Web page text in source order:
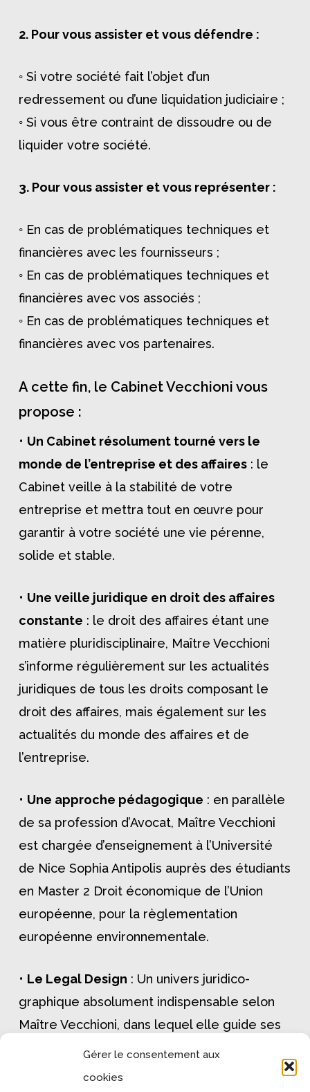
Gérer le consentement aux
cookies
2. Pour vous assister et vous défendre :
◦ Si votre société fait l’objet d’un
redressement ou d’une liquidation judiciaire ;
◦ Si vous être contraint de dissoudre ou de
liquider votre société.
3. Pour vous assister et vous représenter :
◦ En cas de problématiques techniques et
financières avec les fournisseurs ;
◦ En cas de problématiques techniques et
financières avec vos associés ;
◦ En cas de problématiques techniques et
financières avec vos partenaires.
A cette fin, le Cabinet Vecchioni vous
propose :
• Un Cabinet résolument tourné vers le
monde de l’entreprise et des affaires: le
Cabinet veille à la stabilité de votre
entreprise et mettra tout en œuvre pour
garantir à votre société une vie pérenne,
solide et stable.
• Une veille juridique en droit des affaires
constante : le droit des affaires étant une
matière pluridisciplinaire, Maître Vecchioni
s’informe régulièrement sur les actualités
juridiques de tous les droits composant le
droit des affaires, mais également sur les
actualités du monde des affaires et de
l’entreprise.
• Une approche pédagogique : en parallèle
de sa profession d’Avocat, Maître Vecchioni
est chargée d’enseignement à l’Université
de Nice Sophia Antipolis auprès des étudiants
en Master 2 Droit économique de l’Union
européenne, pour la règlementation
européenne environnementale.
• Le Legal Design : Un univers juridico-
graphique absolument indispensable selon
Maître Vecchioni, dans lequel elle guide ses
clients avec cartésianisme et inventivité,
pour leur permettre de comprendre la